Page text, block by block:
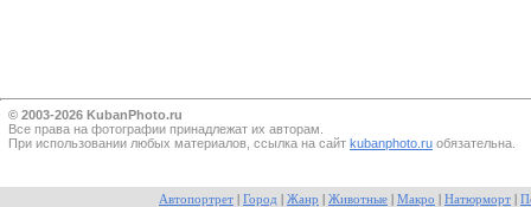
© 2003-2026 KubanPhoto.ru
Все прaва на фотографии принадлежат их авторам.
При использовании любых материалов, ссылка на сайт kubanphoto.ru обязательна.
Автопортрет Город Жанр Животные Макро Натюрморт